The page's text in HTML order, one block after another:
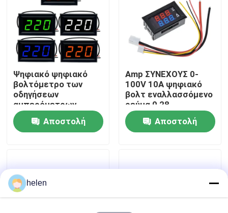
Επισκεψή εργοστασίου
Έλεγχος Ποιότητας
Επικοινωνήστε μαζί μας
Ειδήσεις
Ιστολόγιο
Ψηφιακό ψηφιακό
βολτόμετρο των
οδηγήσεων
αμπερόμετρων
βολτόμετρο 0,56
εναλλασσόμενου
ρεύματος 70-500V»
Αποστολή
Amp ΣΥΝΕΧΟΥΣ 0-
100V 10A ψηφιακό
βολτ εναλλασσόμενο
ρεύμα 0,28
μετρητών» κόκκινο
μπλε ολοκληρωμένο
κύκλωμα Drive
Αποστολή
helen